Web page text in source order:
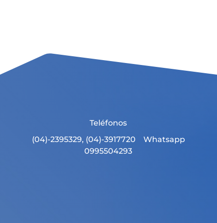
Teléfonos
(04)-2395329, (04)-3917720 Whatsapp
0995504293